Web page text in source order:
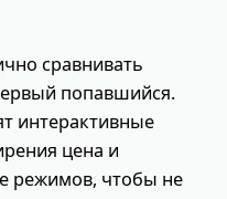
сравнивать
попавшийся.
интерактивные
цена и
режимов, чтобы не